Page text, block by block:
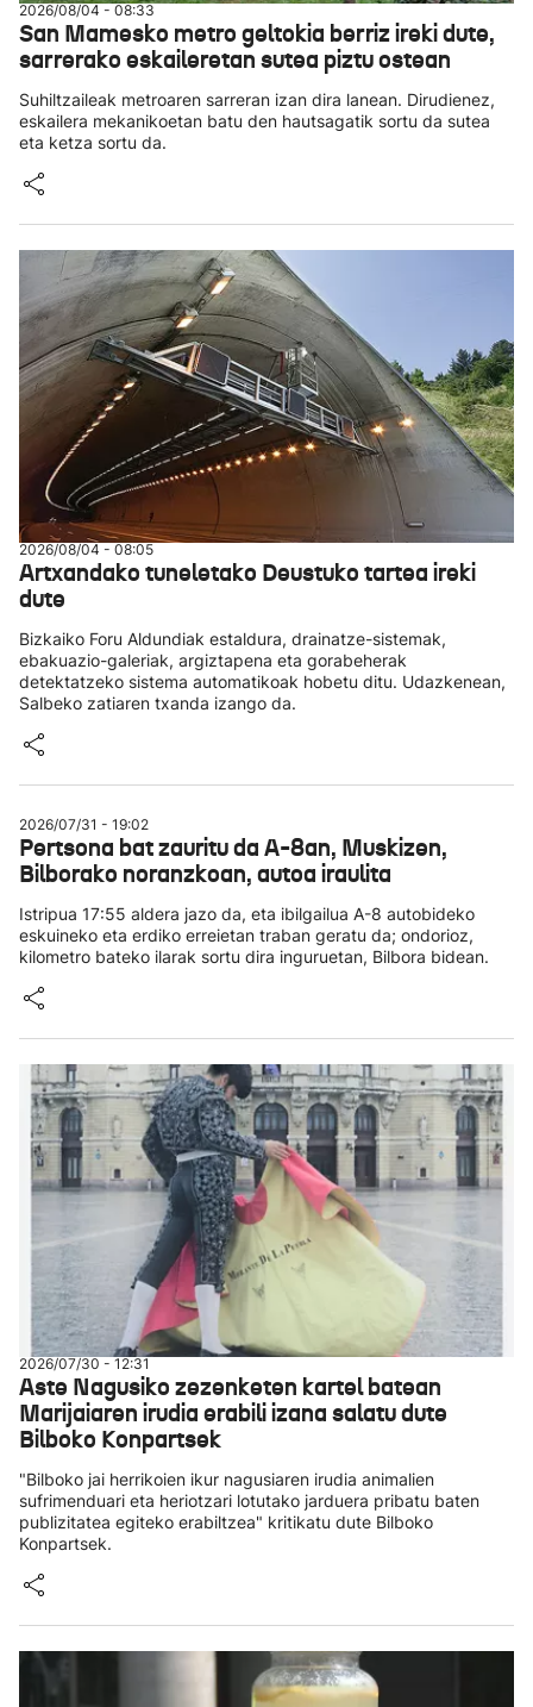
2026/08/04 - 08:33
San Mamesko metro geltokia berriz ireki dute,
sarrerako eskaileretan sutea piztu ostean
Suhiltzaileak metroaren sarreran izan dira lanean. Dirudienez,
eskailera mekanikoetan batu den hautsagatik sortu da sutea
eta ketza sortu da.
2026/08/04 - 08:05
Artxandako tuneletako Deustuko tartea ireki
dute
Bizkaiko Foru Aldundiak estaldura, drainatze-sistemak,
ebakuazio-galeriak, argiztapena eta gorabeherak
detektatzeko sistema automatikoak hobetu ditu. Udazkenean,
Salbeko zatiaren txanda izango da.
2026/07/31 - 19:02
Pertsona bat zauritu da A-8an, Muskizen,
Bilborako noranzkoan, autoa iraulita
Istripua 17:55 aldera jazo da, eta ibilgailua A-8 autobideko
eskuineko eta erdiko erreietan traban geratu da; ondorioz,
kilometro bateko ilarak sortu dira inguruetan, Bilbora bidean.
2026/07/30 - 12:31
Aste Nagusiko zezenketen kartel batean
Marijaiaren irudia erabili izana salatu dute
Bilboko Konpartsek
"Bilboko jai herrikoien ikur nagusiaren irudia animalien
sufrimenduari eta heriotzari lotutako jarduera pribatu baten
publizitatea egiteko erabiltzea" kritikatu dute Bilboko
Konpartsek.